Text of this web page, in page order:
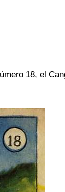
18, el